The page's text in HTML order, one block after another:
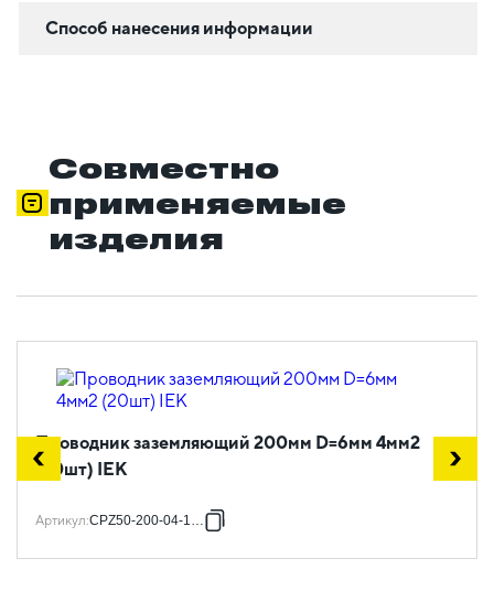
Способ нанесения информации
Совместно
применяемые
изделия
Проводник заземляющий 200мм D=6мм 4мм2
(20шт) IEK
Артикул:CPZ50-200-04-1-06